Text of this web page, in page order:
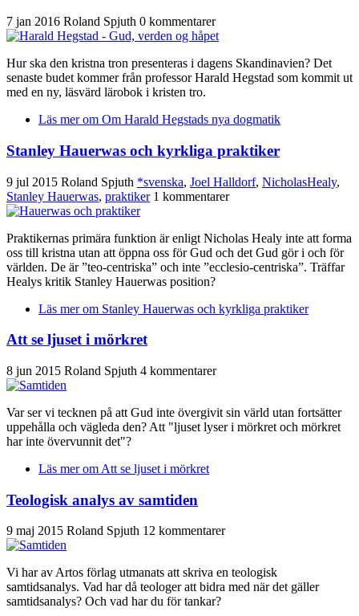
7 jan 2016 Roland Spjuth 0 kommentarer
Hur ska den kristna tron presenteras i dagens Skandinavien? Det
senaste budet kommer från professor Harald Hegstad som kommit ut
med en ny, läsvärd lärobok i kristen tro.
Läs merom Om Harald Hegstads nya dogmatik
Stanley Hauerwas och kyrkliga praktiker
9 jul 2015 Roland Spjuth *svenska, Joel Halldorf, NicholasHealy,
Stanley Hauerwas, praktiker 1 kommentarer
Praktikernas primära funktion är enligt Nicholas Healy inte att forma
oss till kristna utan att öppna oss för Gud och det Gud gör i och för
världen. De är ”teo-centriska” och inte ”ecclesio-centriska”. Träffar
Healys kritik Stanley Hauerwas position?
Läs merom Stanley Hauerwas och kyrkliga praktiker
Att se ljuset i mörkret
8 jun 2015 Roland Spjuth 4 kommentarer
Var ser vi tecknen på att Gud inte övergivit sin värld utan fortsätter
uppehålla och vägleda den? Att "ljuset lyser i mörkret och mörkret
har inte övervunnit det"?
Läs merom Att se ljuset i mörkret
Teologisk analys av samtiden
9 maj 2015 Roland Spjuth 12 kommentarer
Vi har av Artos förlag utmanats att skriva en teologisk
samtidsanalys. Vad har då teologer att bidra med när det gäller
samtidsanalys? Och vad har du för tankar?